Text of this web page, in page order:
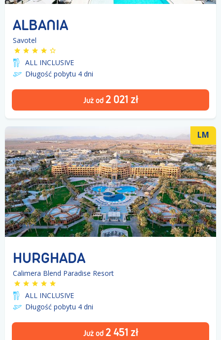
ALBANIA
Savotel
ALL INCLUSIVE
Długość pobytu 4 dni
Już od 2 021 zł
LM
HURGHADA
Calimera Blend Paradise Resort
ALL INCLUSIVE
Długość pobytu 4 dni
Już od 2 451 zł